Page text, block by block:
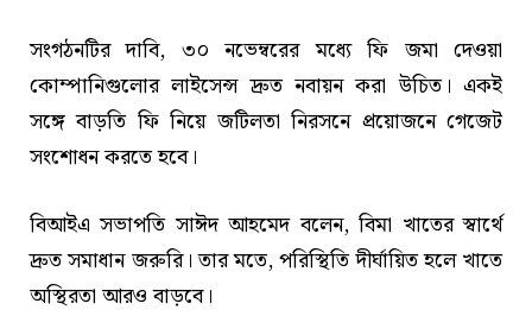
সংগঠনটির দাবি, ৩০ নভেম্বরের মধ্যে ফি জমা দেওয়া
কোম্পানিগুলোর লাইসেন্স দ্রুত নবায়ন করা উচিত। একই
সঙ্গে বাড়তি ফি নিয়ে জটিলতা নিরসনে প্রয়োজনে গেজেট
সংশোধন করতে হবে।
বিআইএ সভাপতি সাঈদ আহমেদ বলেন, বিমা খাতের স্বার্থে
দ্রুত সমাধান জরুরি। তার মতে, পরিস্থিতি দীর্ঘায়িত হলে খাতে
অস্থিরতা আরও বাড়বে।